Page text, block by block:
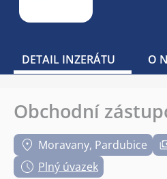
DETAIL INZERÁTU O
Obchodní
Moravany, Pardubice
Plný úvazek